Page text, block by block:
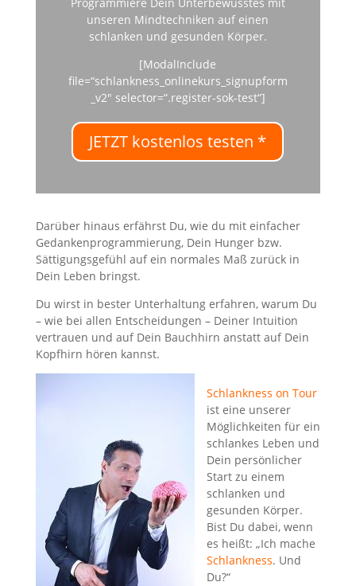
Programmiere Dein Unterbewusstes mit
unseren Mindtechniken auf einen
schlanken und gesunden Körper.
[ModalInclude
file=“schlankness_onlinekurs_signupform
_v2″ selector=“.register-sok-test“]
JETZT kostenlos testen *
Darüber hinaus erfährst Du, wie du mit einfacher
Gedankenprogrammierung, Dein Hunger bzw.
Sättigungsgefühl auf ein normales Maß zurück in
Dein Leben bringst.
Du wirst in bester Unterhaltung erfahren, warum Du
– wie bei allen Entscheidungen – Deiner Intuition
vertrauen und auf Dein Bauchhirn anstatt auf Dein
Kopfhirn hören kannst.
Schlankness on Tour
ist eine unserer
Möglichkeiten für ein
schlankes Leben und
Dein persönlicher
Start zu einem
schlanken und
gesunden Körper.
Bist Du dabei, wenn
es heißt: „Ich mache
Schlankness. Und
Du?“